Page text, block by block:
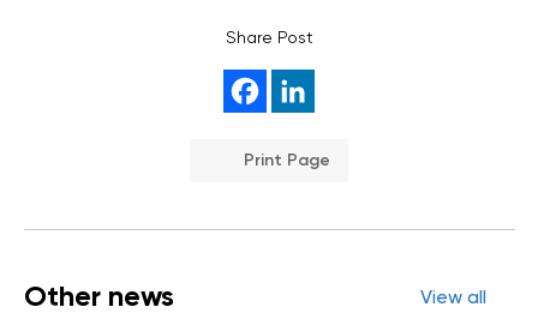
Share Post
Print Page
Other news View all